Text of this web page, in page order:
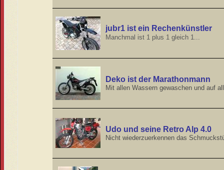
jubr1 ist ein Rechenkünstler
Manchmal ist 1 plus 1 gleich 1...
Deko ist der Marathonmann
Mit allen Wassern gewaschen und auf
Udo und seine Retro Alp 4.0
Nicht wiederzuerkennen das